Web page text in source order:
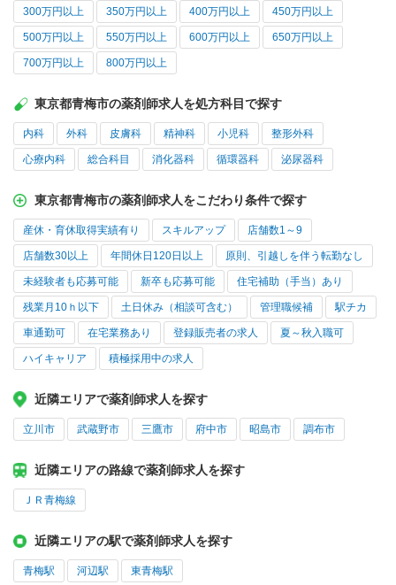
300万円以上 350万円以上 400万円以上 450万円以上
500万円以上 550万円以上 600万円以上 650万円以上
700万円以上 800万円以上
東京都青梅市の薬剤師求人を処方科目で探す
内科 外科 皮膚科 精神科 小児科 整形外科
心療内科 総合科目 消化器科 循環器科 泌尿器科
東京都青梅市の薬剤師求人をこだわり条件で探す
産休・育休取得実績有り スキルアップ 店舗数1～9
店舗数30以上 年間休日120日以上 原則、引越しを伴う転勤なし
未経験者も応募可能 新卒も応募可能 住宅補助（手当）あり
残業月10ｈ以下 土日休み（相談可含む） 管理職候補 駅チカ
車通勤可 在宅業務あり 登録販売者の求人 夏～秋入職可
ハイキャリア 積極採用中の求人
近隣エリアで薬剤師求人を探す
立川市 武蔵野市 三鷹市 府中市 昭島市 調布市
近隣エリアの路線で薬剤師求人を探す
ＪＲ青梅線
近隣エリアの駅で薬剤師求人を探す
青梅駅 河辺駅 東青梅駅